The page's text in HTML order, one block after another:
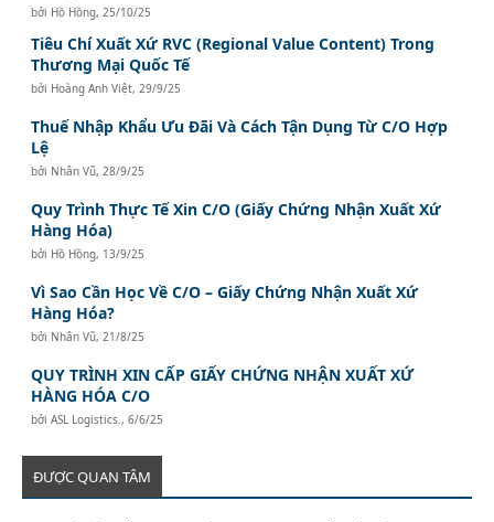
bởi Hồ Hồng, 25/10/25
Tiêu Chí Xuất Xứ RVC (Regional Value Content) Trong
Thương Mại Quốc Tế
bởi Hoàng Anh Việt, 29/9/25
Thuế Nhập Khẩu Ưu Đãi Và Cách Tận Dụng Từ C/O Hợp
Lệ
bởi Nhân Vũ, 28/9/25
Quy Trình Thực Tế Xin C/O (Giấy Chứng Nhận Xuất Xứ
Hàng Hóa)
bởi Hồ Hồng, 13/9/25
Vì Sao Cần Học Về C/O – Giấy Chứng Nhận Xuất Xứ
Hàng Hóa?
bởi Nhân Vũ, 21/8/25
QUY TRÌNH XIN CẤP GIẤY CHỨNG NHẬN XUẤT XỨ
HÀNG HÓA C/O
bởiASL Logistics. ,6/6/25
ĐƯỢC QUAN TÂM